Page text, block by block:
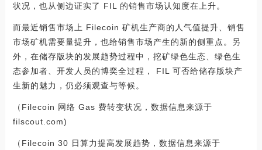
状况，也从侧边证实了 FIL 的销售市场认知度在上升。
而最近销售市场上 Filecoin 矿机生产商的人气值提升、销售
市场矿机需要量提升，也给销售市场产生的新的侧重点。另
外，在储存版块的发展趋势过程中，挖矿绿色生态、绿色生
态参加者、开发人员的博奕全过程， FIL 可否给储存版块产
生新的魅力，仍必须观查与等候。
（Filecoin 网络 Gas 费转变状况，数据信息来源于
filscout.com)
（Filecoin 30 日算力提高发展趋势，数据信息来源于